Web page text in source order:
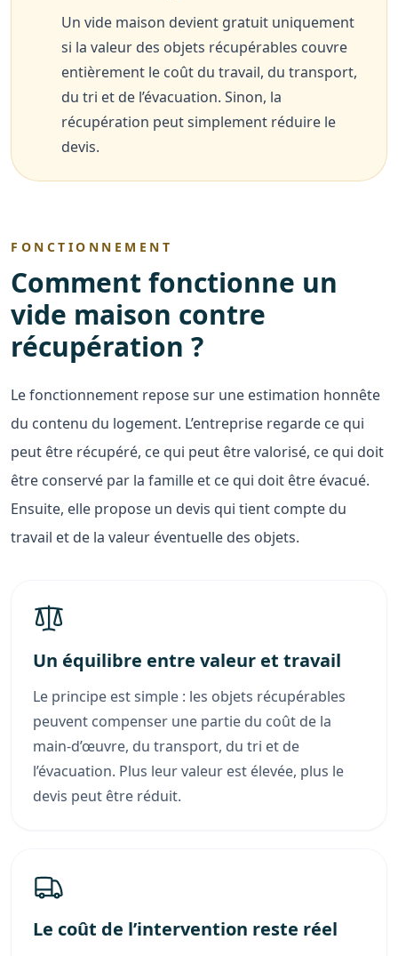
Un vide maison devient gratuit uniquement
si la valeur des objets récupérables couvre
entièrement le coût du travail, du transport,
du tri et de l’évacuation. Sinon, la
récupération peut simplement réduire le
devis.
FONCTIONNEMENT
Comment fonctionne un
vide maison contre
récupération ?
Le fonctionnement repose sur une estimation honnête
du contenu du logement. L’entreprise regarde ce qui
peut être récupéré, ce qui peut être valorisé, ce qui doit
être conservé par la famille et ce qui doit être évacué.
Ensuite, elle propose un devis qui tient compte du
travail et de la valeur éventuelle des objets.
Un équilibre entre valeur et travail
Le principe est simple : les objets récupérables
peuvent compenser une partie du coût de la
main-d’œuvre, du transport, du tri et de
l’évacuation. Plus leur valeur est élevée, plus le
devis peut être réduit.
Le coût de l’intervention reste réel